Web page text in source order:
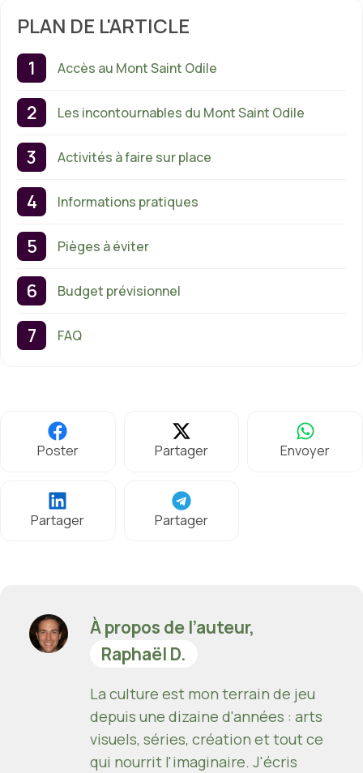
PLAN DE L'ARTICLE
Accès au Mont Saint Odile
Les incontournables du Mont Saint Odile
Activités à faire sur place
Informations pratiques
Pièges à éviter
Budget prévisionnel
FAQ
Poster Partager Envoyer
Partager Partager
À propos de l’auteur,
Raphaël D.
La culture est mon terrain de jeu
depuis une dizaine d'années : arts
visuels, séries, création et tout ce
qui nourrit l'imaginaire. J'écris